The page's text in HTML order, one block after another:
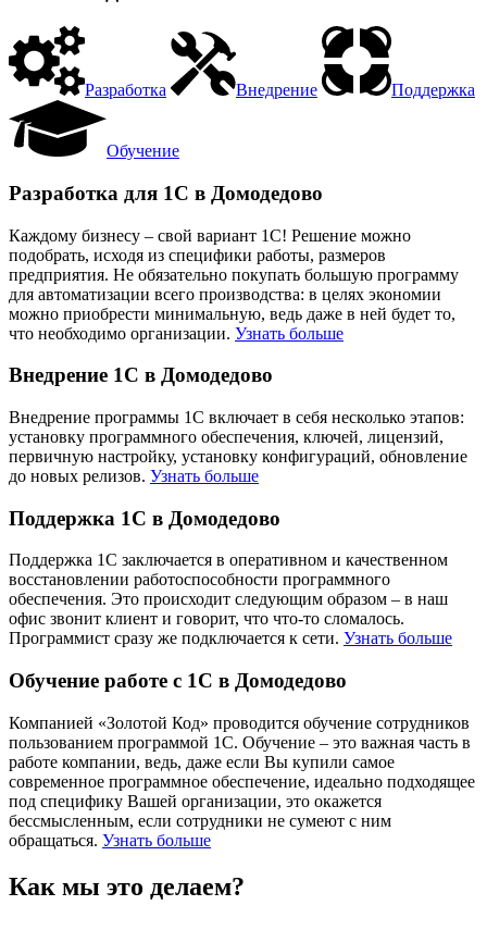
Разработка Внедрение Поддержка
Обучение
Разработка для 1С в Домодедово
Каждому бизнесу – свой вариант 1С! Решение можно
подобрать, исходя из специфики работы, размеров
предприятия. Не обязательно покупать большую программу
для автоматизации всего производства: в целях экономии
можно приобрести минимальную, ведь даже в ней будет то,
что необходимо организации. Узнать больше
Внедрение 1С в Домодедово
Внедрение программы 1С включает в себя несколько этапов:
установку программного обеспечения, ключей, лицензий,
первичную настройку, установку конфигураций, обновление
до новых релизов. Узнать больше
Поддержка 1С в Домодедово
Поддержка 1С заключается в оперативном и качественном
восстановлении работоспособности программного
обеспечения. Это происходит следующим образом – в наш
офис звонит клиент и говорит, что что-то сломалось.
Программист сразу же подключается к сети. Узнать больше
Обучение работе с 1С в Домодедово
Компанией «Золотой Код» проводится обучение сотрудников
пользованием программой 1С. Обучение – это важная часть в
работе компании, ведь, даже если Вы купили самое
современное программное обеспечение, идеально подходящее
под специфику Вашей организации, это окажется
бессмысленным, если сотрудники не сумеют с ним
обращаться. Узнать больше
Как мы это делаем?